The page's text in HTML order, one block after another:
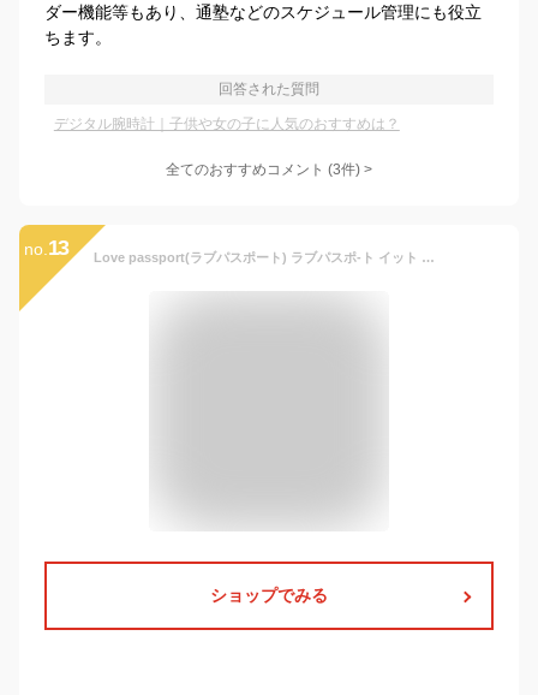
ダー機能等もあり、通塾などのスケジュール管理にも役立
ちます。
回答された質問
デジタル腕時計｜子供や女の子に人気のおすすめは？
全てのおすすめコメント (3件) >
no. 13 Love passport(ラブパスポート) ラブパスポ-ト イット オ-ドパルファム 8ml マイメロディデザイン 香水 持ち運び
ショップでみる